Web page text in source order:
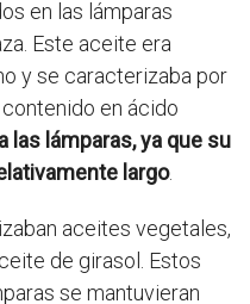
en las lámparas
Este aceite era
y se caracterizaba por
en ácido
las lámparas, ya que su
largo.
aceites vegetales,
de girasol. Estos
se mantuvieran